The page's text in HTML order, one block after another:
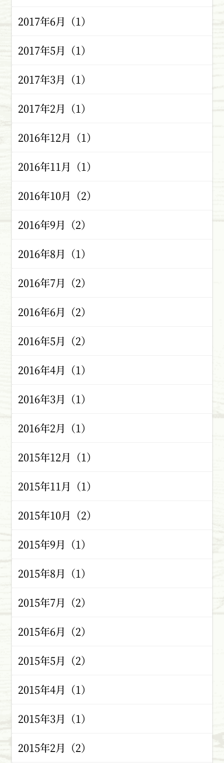
2017年6月（1）
2017年5月（1）
2017年3月（1）
2017年2月（1）
2016年12月（1）
2016年11月（1）
2016年10月（2）
2016年9月（2）
2016年8月（1）
2016年7月（2）
2016年6月（2）
2016年5月（2）
2016年4月（1）
2016年3月（1）
2016年2月（1）
2015年12月（1）
2015年11月（1）
2015年10月（2）
2015年9月（1）
2015年8月（1）
2015年7月（2）
2015年6月（2）
2015年5月（2）
2015年4月（1）
2015年3月（1）
2015年2月（2）